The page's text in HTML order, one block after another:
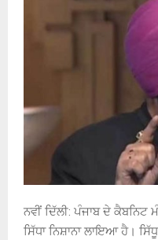
ਨਵੀਂ ਦਿੱਲੀ: ਪੰਜਾਬ ਦੇ ਕੈਬਨਿਟ
ਸਿੱਧਾ ਨਿਸ਼ਾਨਾ ਲਾਇਆ ਹੈ।